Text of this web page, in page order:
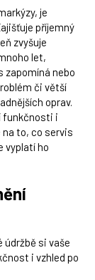
je
příjemný
zvyšuje
let,
zapomíná nebo
či větší
oprav.
funkčnosti i
na to, co servis
vyplatí ho
údržbě si vaše
i vzhled po